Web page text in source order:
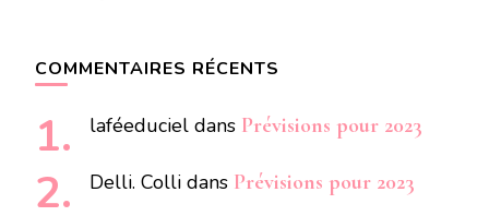
COMMENTAIRES RÉCENTS
laféeduciel dans Prévisions pour 2023
Delli. Colli dans Prévisions pour 2023